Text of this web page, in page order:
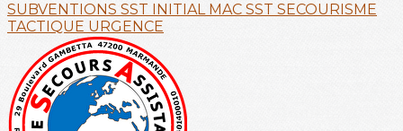
SUBVENTIONS SST INITIAL MAC SST SECOURISME
TACTIQUE URGENCE